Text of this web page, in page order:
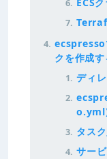
ecspresso
クを作成す
ディ
タス
サー